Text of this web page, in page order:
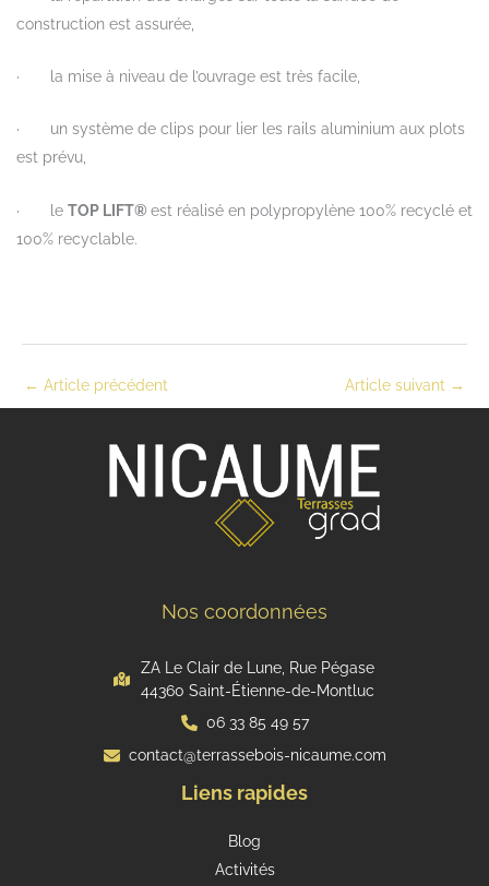
construction est assurée,
· la mise à niveau de l’ouvrage est très facile,
· un système de clips pour lier les rails aluminium aux plots
est prévu,
· le TOP LIFT® est réalisé en polypropylène 100% recyclé et
100% recyclable.
← Article précédent Article suivant →
Nos coordonnées
ZA Le Clair de Lune, Rue Pégase
44360 Saint-Étienne-de-Montluc
06 33 85 49 57
contact@terrassebois-nicaume.com
Liens rapides
Blog
Activités